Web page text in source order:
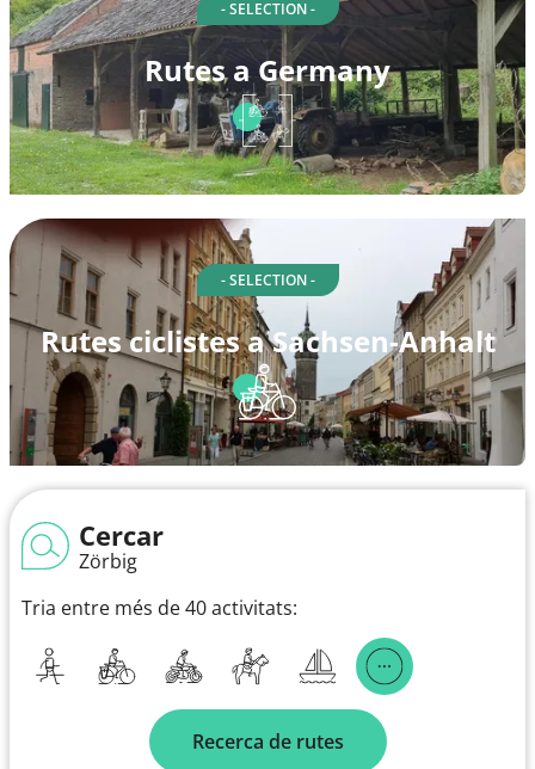
- SELECTION -
Rutes a Germany
- SELECTION -
Rutes ciclistes a Sachsen-Anhalt
Cercar
Zörbig
Tria entre més de 40 activitats:
Recerca de rutes